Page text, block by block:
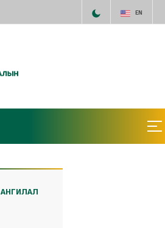
EN
АНГИЛАЛ